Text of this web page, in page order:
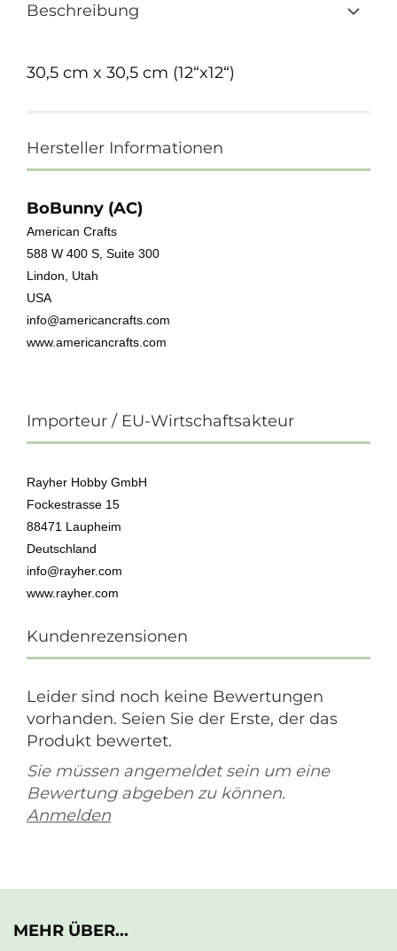
Beschreibung
30,5 cm x 30,5 cm (12“x12“)
Hersteller Informationen
BoBunny (AC)
American Crafts
588 W 400 S, Suite 300
Lindon, Utah
USA
info@americancrafts.com
www.americancrafts.com
Importeur / EU-Wirtschaftsakteur
Rayher Hobby GmbH
Fockestrasse 15
88471 Laupheim
Deutschland
info@rayher.com
www.rayher.com
Kundenrezensionen
Leider sind noch keine Bewertungen
vorhanden. Seien Sie der Erste, der das
Produkt bewertet.
Sie müssen angemeldet sein um eine
Bewertung abgeben zu können.
Anmelden
MEHR ÜBER...